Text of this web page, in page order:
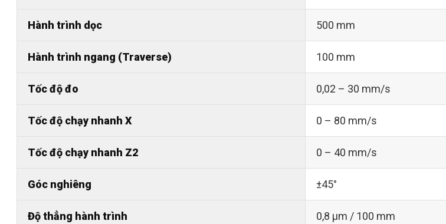
Hành trình dọc 500 mm
Hành trình ngang (Traverse) 100 mm
Tốc độ đo 0,02 – 30 mm/s
Tốc độ chạy nhanh X 0 – 80 mm/s
Tốc độ chạy nhanh Z2 0 – 40 mm/s
Góc nghiêng ±45°
Độ thẳng hành trình 0,8 µm / 100 mm